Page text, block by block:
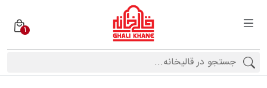
دسته
بندی
فرش
1